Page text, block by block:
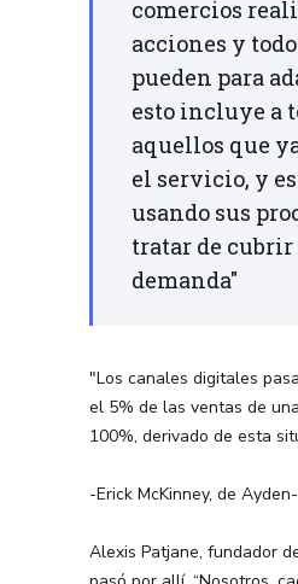
comercios
acciones y
pueden para
esto incluye a
aquellos que
el servicio, y
usando sus
tratar de cubrir
demanda"
"Los canales digitales
el 5% de las ventas de
100%, derivado de esta
-Erick McKinney, de Ayden-
Alexis Patjane, fundador